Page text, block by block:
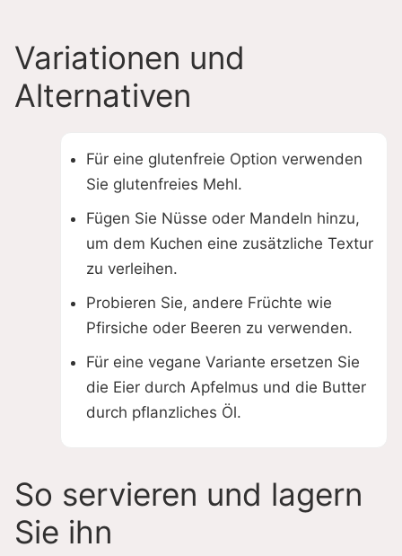
Variationen und
Alternativen
Für eine glutenfreie Option verwenden
Sie glutenfreies Mehl.
Fügen Sie Nüsse oder Mandeln hinzu,
um dem Kuchen eine zusätzliche Textur
zu verleihen.
Probieren Sie, andere Früchte wie
Pfirsiche oder Beeren zu verwenden.
Für eine vegane Variante ersetzen Sie
die Eier durch Apfelmus und die Butter
durch pflanzliches Öl.
So servieren und lagern
Sie ihn